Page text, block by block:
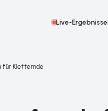
Live-Ergebnisse
für Kletternde